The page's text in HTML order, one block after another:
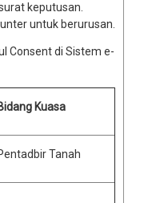
keputusan.
untuk berurusan.
Consent di Sistem e-
Kuasa
Tanah